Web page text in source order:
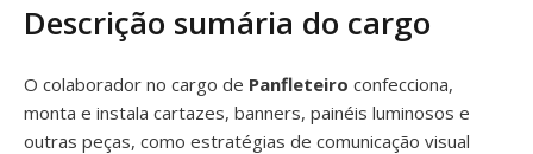
Descrição sumária do cargo
O colaborador no cargo de Panfleteiro confecciona,
monta e instala cartazes, banners, painéis luminosos e
outras peças, como estratégias de comunicação visual